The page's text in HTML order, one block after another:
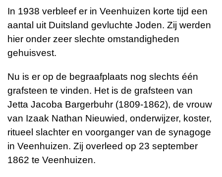
In 1938 verbleef er in Veenhuizen korte tijd een
aantal uit Duitsland gevluchte Joden. Zij werden
hier onder zeer slechte omstandigheden
gehuisvest.
Nu is er op de begraafplaats nog slechts één
grafsteen te vinden. Het is de grafsteen van
Jetta Jacoba Bargerbuhr (1809-1862), de vrouw
van Izaak Nathan Nieuwied, onderwijzer, koster,
ritueel slachter en voorganger van de synagoge
in Veenhuizen. Zij overleed op 23 september
1862 te Veenhuizen.